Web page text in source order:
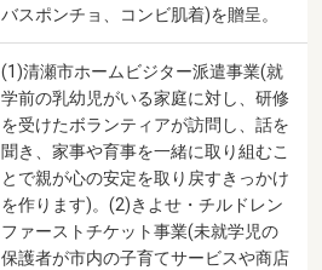
バスポンチョ、コンビ肌着)を贈呈。
(1)清瀬市ホームビジター派遣事業(就
学前の乳幼児がいる家庭に対し、研修
を受けたボランティアが訪問し、話を
聞き、家事や育事を一緒に取り組むこ
とで親が心の安定を取り戻すきっかけ
を作ります)。(2)きよせ・チルドレン
ファーストチケット事業(未就学児の
保護者が市内の子育てサービスや商店